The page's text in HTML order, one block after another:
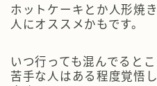
ホットケーキとか人形焼
人にオススメかもです。
いつ行っても混んでると
苦手な人はある程度覚悟